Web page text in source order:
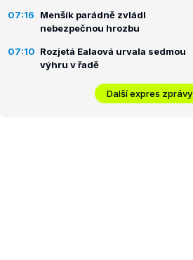
07:16
Menšík parádně zvládl
nebezpečnou hrozbu
07:10 Rozjetá Ealaová urvala sedmou
výhru v řadě
Další expres zprávy